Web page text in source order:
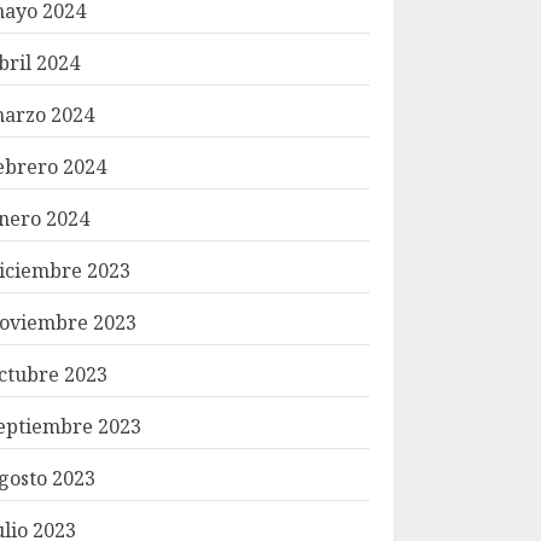
2024
2024
2024
2024
2024
2023
2023
2023
2023
2023
2023